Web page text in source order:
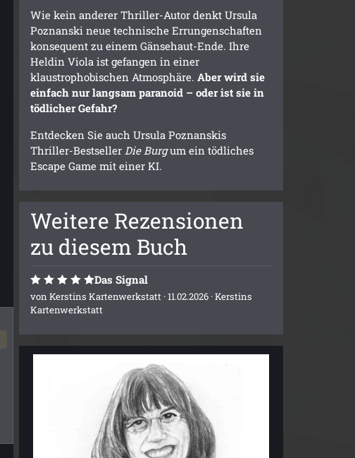
Wie kein anderer Thriller-Autor denkt Ursula
Poznanski neue technische Errungenschaften
konsequent zu einem Gänsehaut-Ende. Ihre
Heldin Viola ist gefangen in einer
klaustrophobischen Atmosphäre.Aber wird sie
einfach nur langsam paranoid – oder ist sie in
tödlicher Gefahr?
Entdecken Sie auch Ursula Poznanskis
Thriller-Bestseller Die Burgum ein tödliches
Escape Game mit einer KI.
Weitere Rezensionen
zu diesem Buch
Das Signal
vonKerstins Kartenwerkstatt · 11.02.2026 ·Kerstins
Kartenwerkstatt